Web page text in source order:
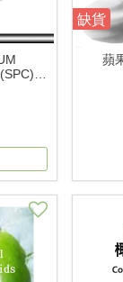
缺貨
蘋